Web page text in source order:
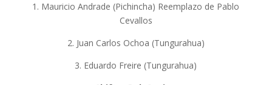
1. Mauricio Andrade (Pichincha) Reemplazo de Pablo
Cevallos
2. Juan Carlos Ochoa (Tungurahua)
3. Eduardo Freire (Tungurahua)